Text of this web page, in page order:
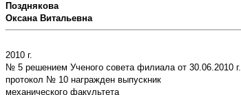
Позднякова
Оксана Витальевна
2010 г.
№ 5 решением Ученого совета филиала от 30.06.2010 г.
протокол № 10 награжден выпускник
механического факультета